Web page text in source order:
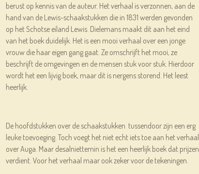
berust op kennis van de auteur. Het verhaal is verzonnen, aan de
hand van de Lewis-schaakstukken die in 1831 werden gevonden
op het Schotse eiland Lewis. Dielemans maakt dit aan het eind
van het boek duidelijk. Het is een mooi verhaal over een jonge
vrouw die haar eigen gang gaat. Ze omschrijft het mooi, ze
beschrijft de omgevingen en de mensen stuk voor stuk. Hierdoor
wordt het een lijvig boek, maar dit is nergens storend. Het leest
heerlijk.
De hoofdstukken over de schaakstukken tussendoor zijn een erg
leuke toevoeging. Toch voegt het niet echt iets toe aan het verhaal
over Auga. Maar desalniettemin is het een heerlijk boek dat prijzen
verdient. Voor het verhaal maar ook zeker voor de tekeningen.